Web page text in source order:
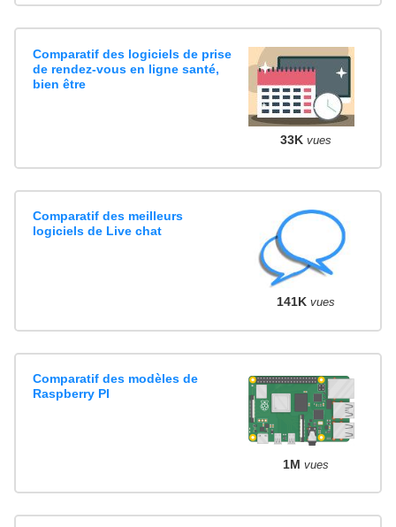
Comparatif des logiciels de prise
de rendez-vous en ligne santé,
bien être
33K vues
Comparatif des meilleurs
logiciels de Live chat
141K vues
Comparatif des modèles de
Raspberry PI
1M vues